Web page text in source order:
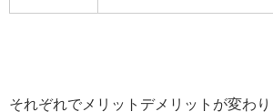
それぞれでメリットデメリットが変わり